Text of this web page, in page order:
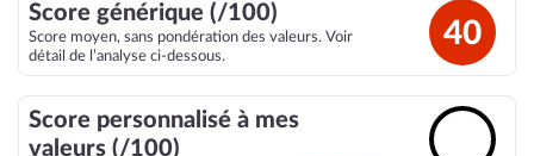
Score générique (/100)
Score moyen, sans pondération des valeurs. Voir
détail de l’analyse ci-dessous.
40
Score personnalisé à mes
valeurs (/100)